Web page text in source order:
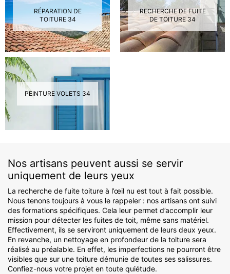
RÉPARATION DE
TOITURE 34
RECHERCHE DE FUITE
DE TOITURE 34
PEINTURE VOLETS 34
Nos artisans peuvent aussi se servir
uniquement de leurs yeux
La recherche de fuite toiture à l’œil nu est tout à fait possible.
Nous tenons toujours à vous le rappeler : nos artisans ont suivi
des formations spécifiques. Cela leur permet d’accomplir leur
mission pour détecter les fuites de toit, même sans matériel.
Effectivement, ils se serviront uniquement de leurs deux yeux.
En revanche, un nettoyage en profondeur de la toiture sera
réalisé au préalable. En effet, les imperfections ne pourront être
visibles que sur une toiture démunie de toutes ses salissures.
Confiez-nous votre projet en toute quiétude.